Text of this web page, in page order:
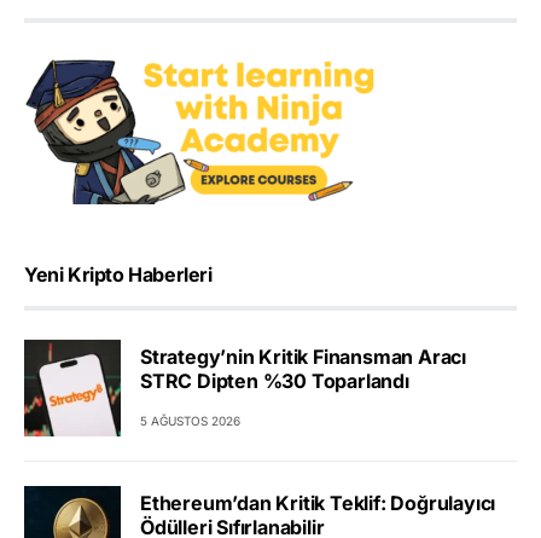
Yeni Kripto Haberleri
Strategy’nin Kritik Finansman Aracı
STRC Dipten %30 Toparlandı
5 AĞUSTOS 2026
Ethereum’dan Kritik Teklif: Doğrulayıcı
Ödülleri Sıfırlanabilir